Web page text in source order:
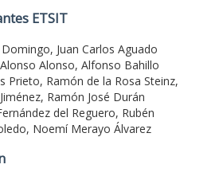
ETSIT
Juan Carlos Aguado
Alonso, Alfonso Bahillo
Prieto, Ramón de la Rosa Steinz,
Ramón José Durán
del Reguero, Rubén
Noemí Merayo Álvarez